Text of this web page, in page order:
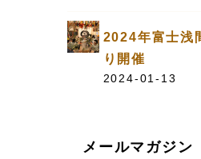
2024年富士浅
り開催
2024-01-13
メールマガジン